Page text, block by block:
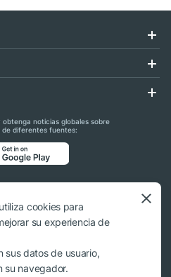
obtenga noticias globales sobre
diferentes fuentes:
materiales no es obligatorio citar a
cookies para
su experiencia de
sus datos de usuario,
su navegador.